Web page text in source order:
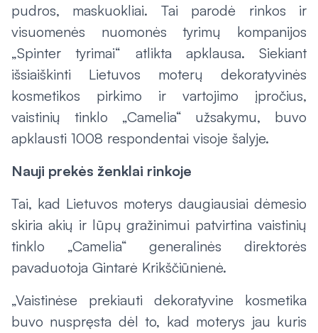
pudros, maskuokliai. Tai parodė rinkos ir
visuomenės nuomonės tyrimų kompanijos
„Spinter tyrimai“ atlikta apklausa. Siekiant
išsiaiškinti Lietuvos moterų dekoratyvinės
kosmetikos pirkimo ir vartojimo įpročius,
vaistinių tinklo „Camelia“ užsakymu, buvo
apklausti 1008 respondentai visoje šalyje.
Nauji prekės ženklai rinkoje
Tai, kad Lietuvos moterys daugiausiai dėmesio
skiria akių ir lūpų gražinimui patvirtina vaistinių
tinklo „Camelia“ generalinės direktorės
pavaduotoja Gintarė Krikščiūnienė.
„Vaistinėse prekiauti dekoratyvine kosmetika
buvo nuspręsta dėl to, kad moterys jau kuris